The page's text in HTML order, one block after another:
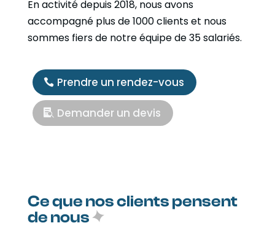
En activité depuis 2018, nous avons
accompagné plus de 1000 clients et nous
sommes fiers de notre équipe de 35 salariés.
Prendre un rendez-vous
Demander un devis
Ce que nos clients pensent
de nous